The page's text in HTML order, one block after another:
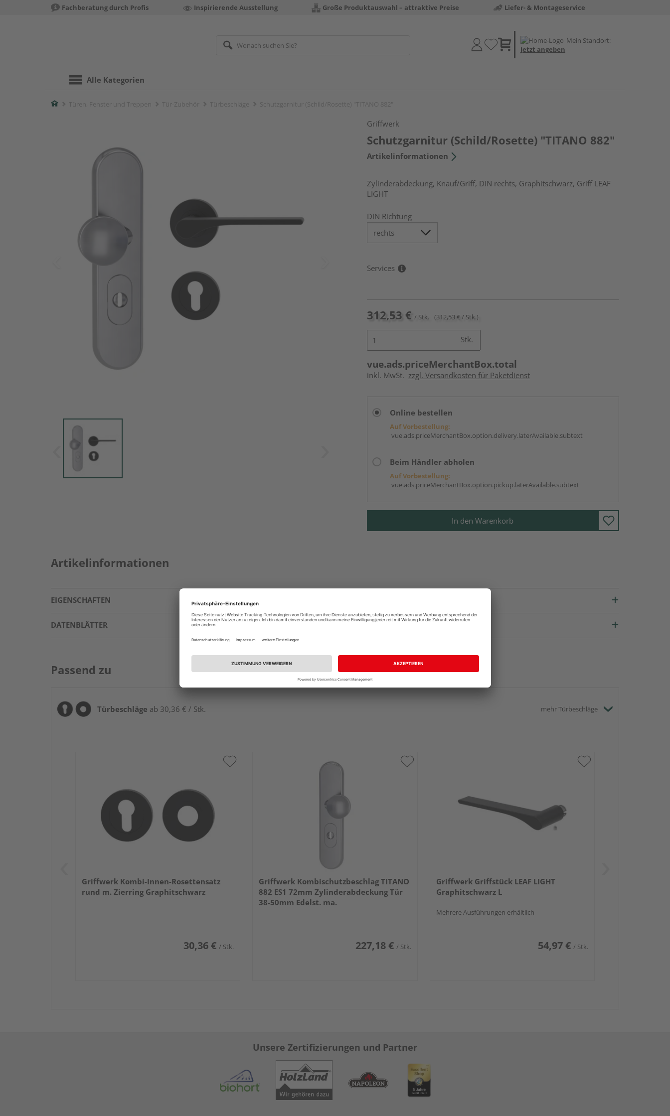
Fachberatung durch Profis Inspirierende Ausstellung Große Produktauswahl – attraktive Preise Liefer- & Montageservice
Mein Standort:
Jetzt angeben
Alle Kategorien
Home
Griffwerk
Schutzgarnitur (Schild/Rosette) "TITANO 882"
Artikelinformationen
Zylinderabdeckung, Knauf/Griff, DIN rechts, Graphitschwarz, Griff LEAF
LIGHT
DIN Richtung
Services
312,53 € / Stk. (312,53 € / Stk.)
Stk.
vue.ads.priceMerchantBox.total
inkl. MwSt. zzgl. Versandkosten für Paketdienst
Online bestellen
Auf Vorbestellung:
vue.ads.priceMerchantBox.option.delivery.laterAvailable.subtext
Beim Händler abholen
Auf Vorbestellung:
vue.ads.priceMerchantBox.option.pickup.laterAvailable.subtext
In den Warenkorb
Artikelinformationen
EIGENSCHAFTEN
DATENBLÄTTER
Passend zu
Türbeschläge ab 30,36 € / Stk. mehr Türbeschläge
Griffwerk Kombi-Innen-Rosettensatz
rund m. Zierring Graphitschwarz
30,36 € / Stk.
Griffwerk Kombischutzbeschlag TITANO
882 ES1 72mm Zylinderabdeckung Tür
38-50mm Edelst. ma.
227,18 € / Stk.
Griffwerk Griffstück LEAF LIGHT
Graphitschwarz L
Mehrere Ausführungen erhältlich
54,97 € / Stk.
Unsere Zertifizierungen und Partner